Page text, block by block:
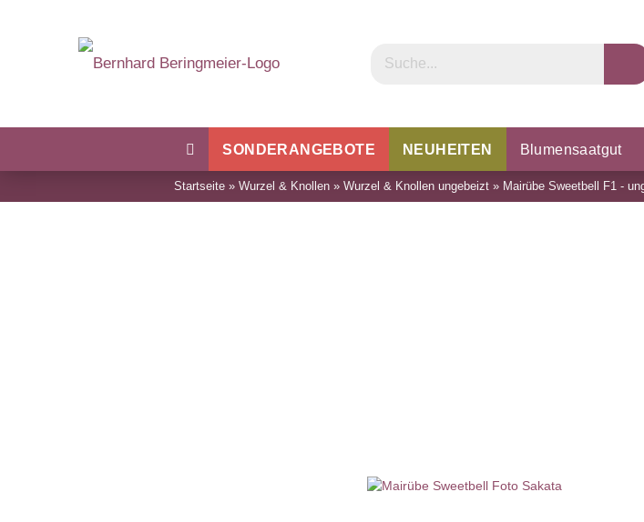
SONDERANGEBOTE NEUHEITEN Blumensaatgut
Kohl Bohnen & Erbsen Wurzel & Knollen Microgreens
Startseite » Wurzel & Knollen » Wurzel & Knollen ungebeizt » Mairübe Sweetbell F1 -